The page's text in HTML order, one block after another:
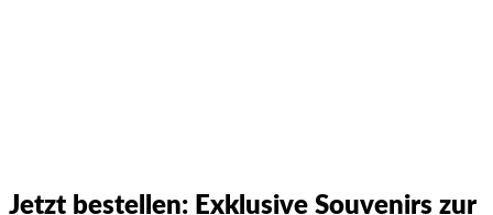
Jetzt bestellen: Exklusive Souvenirs zur